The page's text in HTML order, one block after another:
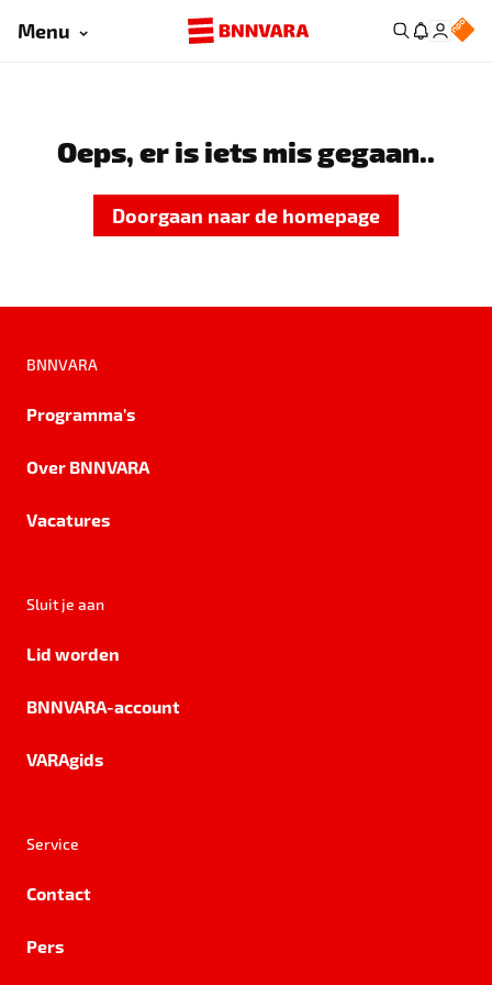
Menu
Oeps, er is iets mis gegaan..
Doorgaan naar de homepage
BNNVARA
Programma's
Over BNNVARA
Vacatures
Sluit je aan
Lid worden
BNNVARA-account
VARAgids
Service
Contact
Pers